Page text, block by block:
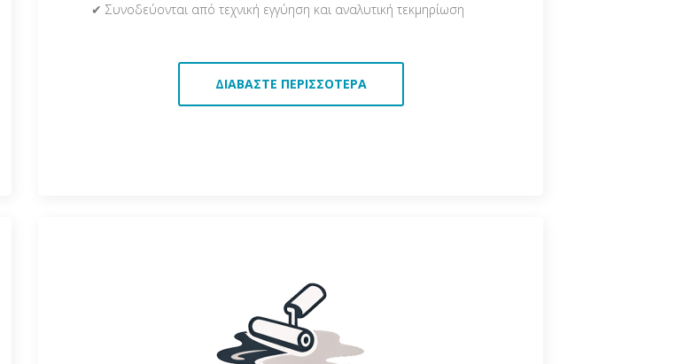
✔ Συνοδεύονται από τεχνική εγγύηση και αναλυτική τεκμηρίωση
ΔΙΑΒΆΣΤΕ ΠΕΡΙΣΣΌΤΕΡΑ